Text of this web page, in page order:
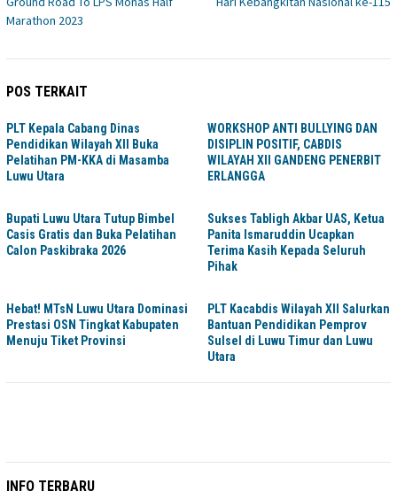
Marathon 2023
POS TERKAIT
PLT Kepala Cabang Dinas
Pendidikan Wilayah XII Buka
Pelatihan PM-KKA di Masamba
Luwu Utara
WORKSHOP ANTI BULLYING DAN
DISIPLIN POSITIF, CABDIS
WILAYAH XII GANDENG PENERBIT
ERLANGGA
Bupati Luwu Utara Tutup Bimbel
Casis Gratis dan Buka Pelatihan
Calon Paskibraka 2026
Sukses Tabligh Akbar UAS, Ketua
Panita Ismaruddin Ucapkan
Terima Kasih Kepada Seluruh
Pihak
Hebat! MTsN Luwu Utara Dominasi
Prestasi OSN Tingkat Kabupaten
Menuju Tiket Provinsi
PLT Kacabdis Wilayah XII Salurkan
Bantuan Pendidikan Pemprov
Sulsel di Luwu Timur dan Luwu
Utara
INFO TERBARU